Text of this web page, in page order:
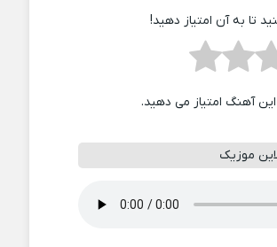
تا به آن امتیاز دهید!
آهنگ امتیاز می دهید.
موزیک